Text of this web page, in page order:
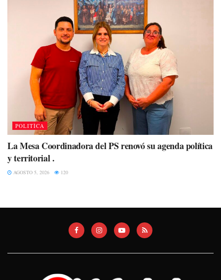
POLITÌCA
La Mesa Coordinadora del PS renovó su agenda política
y territorial .
AGOSTO 5, 2026 120